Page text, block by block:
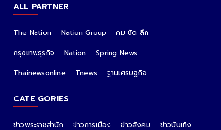
ALL PARTNER
The Nation Nation Group
คม ชัด ลึก
กรุงเทพธุรกิจ
Nation
Spring News
Thainewsonline
Tnews ฐานเศรษฐกิจ
CATE GORIES
ข่าวพระราชสำนัก ข่าวการเมือง ข่าวสังคม
ข่าวบันเทิง